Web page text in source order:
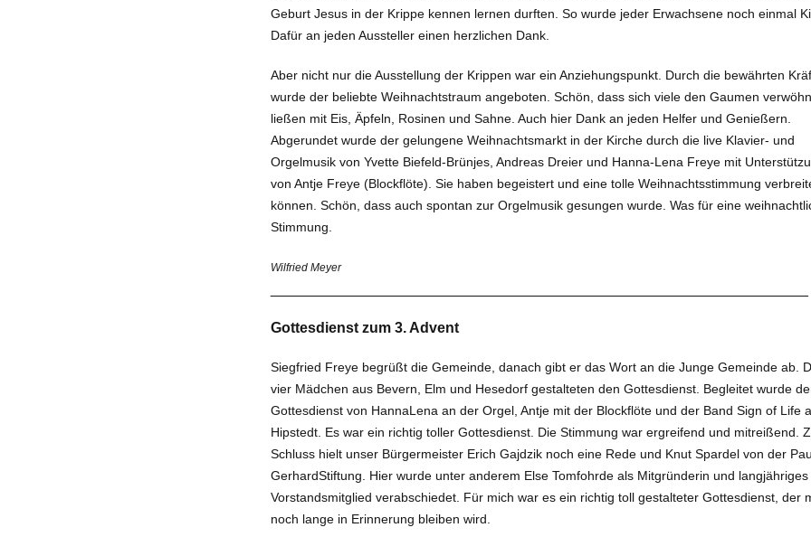
Geburt Jesus in der Krippe kennen lernen durften. So wurde jeder Erwachsene noch einmal
Dafür an jeden Aussteller einen herzlichen Dank.
Aber nicht nur die Ausstellung der Krippen war ein Anziehungspunkt. Durch die bewährten
wurde der beliebte Weihnachtstraum ange­boten. Schön, dass sich viele den Gaumen
ließen mit Eis, Äpfeln, Rosinen und Sahne. Auch hier Dank an jeden Helfer und Genie­ßern.
Abgerundet wurde der gelunge­ne Weihnachtsmarkt in der Kirche durch die live Klavier- und
Orgelmu­sik von Yvette Biefeld-Brünjes, An­dreas Dreier und Hanna-Lena Freye mit
von Antje Freye (Blockflöte). Sie haben begeistert und eine tolle Weihnachtsstimmung
können. Schön, dass auch spontan zur Orgelmusik gesungen wurde. Was für eine
Stimmung.
Wilfried Meyer
Gottesdienst zum 3. Advent
Siegfried Freye begrüßt die Gemein­de, danach gibt er das Wort an die Junge Gemeinde ab.
vier Mäd­chen aus Bevern, Elm und Hesedorf gestalteten den Gottesdienst. Begleitet wurde
Gottesdienst von Hanna­Lena an der Orgel, Antje mit der Blockflöte und der Band Sign of Life
Hipstedt. Es war ein richtig toller Gottesdienst. Die Stimmung war er­greifend und mitreißend.
Schluss hielt unser Bürgermeister Erich Gajdzik noch eine Rede und Knut Spardel von der
Gerhard­Stiftung. Hier wurde unter anderem Else Tomfohrde als Mitgründerin und langjähriges
Vorstandsmitglied verab­schiedet. Für mich war es ein richtig toll gestalteter Gottesdienst, der
noch lange in Erinnerung bleiben wird.